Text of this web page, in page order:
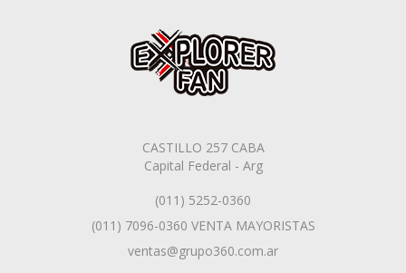
CASTILLO 257 CABA
Capital Federal - Arg
(011) 5252-0360
(011) 7096-0360 VENTA MAYORISTAS
ventas@grupo360.com.ar